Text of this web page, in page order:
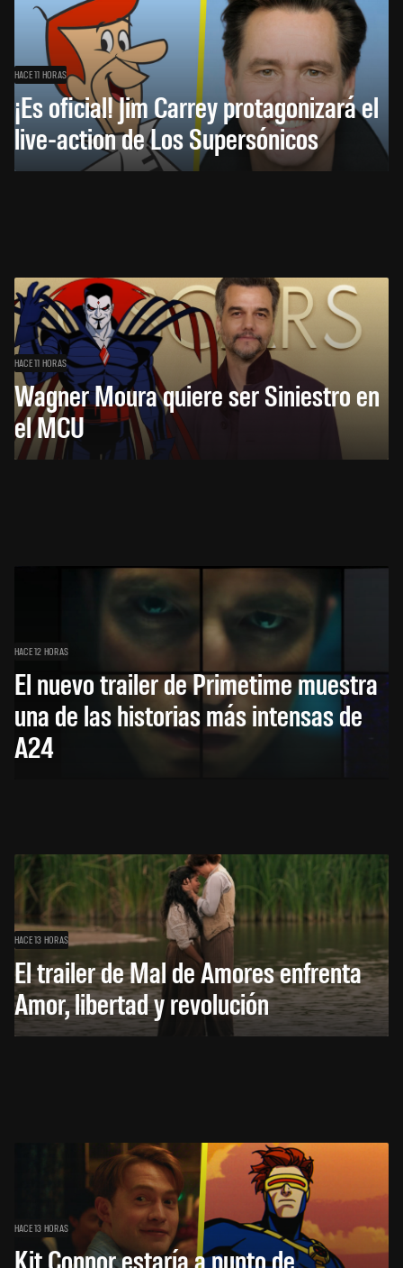
HACE 11 HORAS
¡Es oficial! Jim Carrey protagonizará el
live-action de Los Supersónicos
HACE 11 HORAS
Wagner Moura quiere ser Siniestro en
el MCU
HACE 12 HORAS
El nuevo trailer de Primetime muestra
una de las historias más intensas de
A24
HACE 13 HORAS
El trailer de Mal de Amores enfrenta
Amor, libertad y revolución
HACE 13 HORAS
Kit Connor estaría a punto de